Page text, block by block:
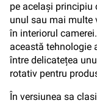
pe același principiu
unul sau mai multe
în interiorul
această tehnologie
între delicatețea
rotativ pentru
În versiunea sa